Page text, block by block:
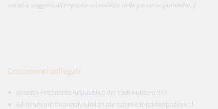
società, soggetti all'imposta sul reddito delle persone giuridiche. ]
Documenti collegati
Decreto Presidente Repubblica del 1986 numero 917
Gli strumenti finanziari similari alle azioni e le partecipazioni al